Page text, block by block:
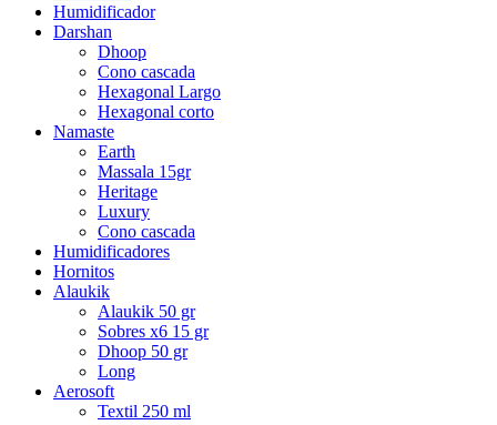
Humidificador
Darshan
Dhoop
Cono cascada
Hexagonal Largo
Hexagonal corto
Namaste
Earth
Massala 15gr
Heritage
Luxury
Cono cascada
Humidificadores
Hornitos
Alaukik
Alaukik 50 gr
Sobres x6 15 gr
Dhoop 50 gr
Long
Aerosoft
Textil 250 ml